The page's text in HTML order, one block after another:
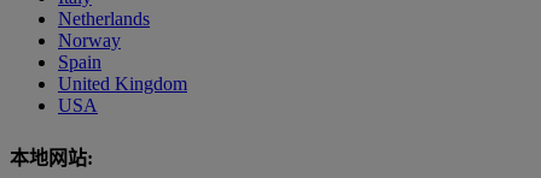
Netherlands
Norway
Spain
United Kingdom
USA
本地网站: